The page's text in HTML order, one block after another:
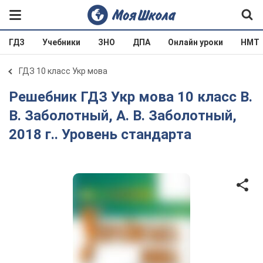
ГДЗ Учебники ЗНО ДПА Онлайн уроки НМТ
ГДЗ 10 класс Укр мова
Решебник ГДЗ Укр мова 10 класс В.
В. Заболотный, А. В. Заболотный,
2018 г.. Уровень стандарта